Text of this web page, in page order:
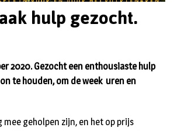
hulp gezocht.
2020. Gezocht een enthousiaste hulp
te houden, om de week uren en
mee geholpen zijn, en het op prijs